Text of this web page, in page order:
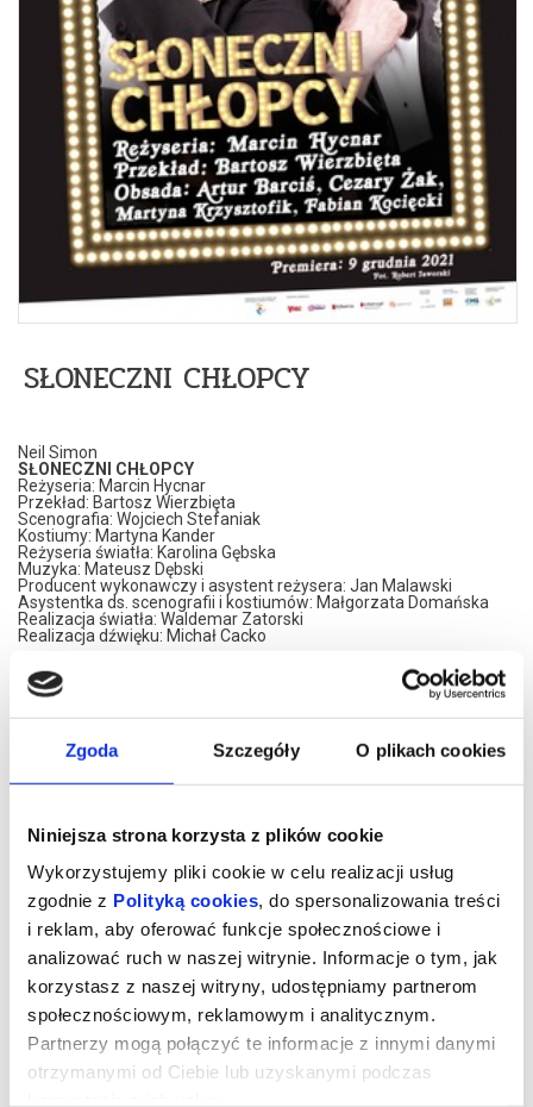
Zgoda Szczegóły O plikach cookies
Niniejsza strona korzysta z plików cookie
Wykorzystujemy pliki cookie w celu realizacji usług
zgodnie z Polityką cookies, do spersonalizowania treści
i reklam, aby oferować funkcje społecznościowe i
analizować ruch w naszej witrynie. Informacje o tym, jak
korzystasz z naszej witryny, udostępniamy partnerom
społecznościowym, reklamowym i analitycznym.
Partnerzy mogą połączyć te informacje z innymi danymi
otrzymanymi od Ciebie lub uzyskanymi podczas
SŁONECZNI CHŁOPCY
Neil Simon
SŁONECZNI CHŁOPCY
Reżyseria: Marcin Hycnar
Przekład: Bartosz Wierzbięta
Scenografia: Wojciech Stefaniak
Kostiumy: Martyna Kander
Reżyseria światła: Karolina Gębska
Muzyka: Mateusz Dębski
Producent wykonawczy i asystent reżysera: Jan Malawski
Asystentka ds. scenografii i kostiumów: Małgorzata Domańska
Realizacja światła: Waldemar Zatorski
Realizacja dźwięku: Michał Cacko
Obsada:
Al Lewis – Artur Barciś
Willie Clark – Cezary Żak
Pielęgniarka – Martyna Krzysztofik
telewizyjnymi ekranami całe rodziny. Postrzegani jako
towarzystwa. Od lat są skłóceni i nie utrzymują kontaktu. Jednak
pewnego dnia otrzymują intratną propozycję powrotu do studia
telewizyjnego ze swoim legendarnym popisowym numerem. Czy
wygrają wzajemne animozje, potrzeba bycia w centrum uwagi, a
może jednak chęć bycia razem?
SŁONECZNI CHŁOPCY są jubileuszowym spektaklem Cezarego
Żaka, który w 2021 roku obchodzi swoje 60. urodziny oraz Artura
Barcisia, świętującego swoje 65. urodziny.
*******
Bezpieczne zakupy w Bilety24. W przypadku odwołania
wydarzenia, gwarantujemy automatyczny zwrot środków
potwierdzony komunikatem wysyłanym na adres e-mail, podany
czytaj więcej o